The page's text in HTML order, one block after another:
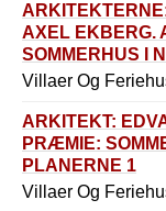
AXEL EKBERG.
SOMMERHUS I
Villaer Og
ARKITEKT:
PRÆMIE:
PLANERNE 1
Villaer Og